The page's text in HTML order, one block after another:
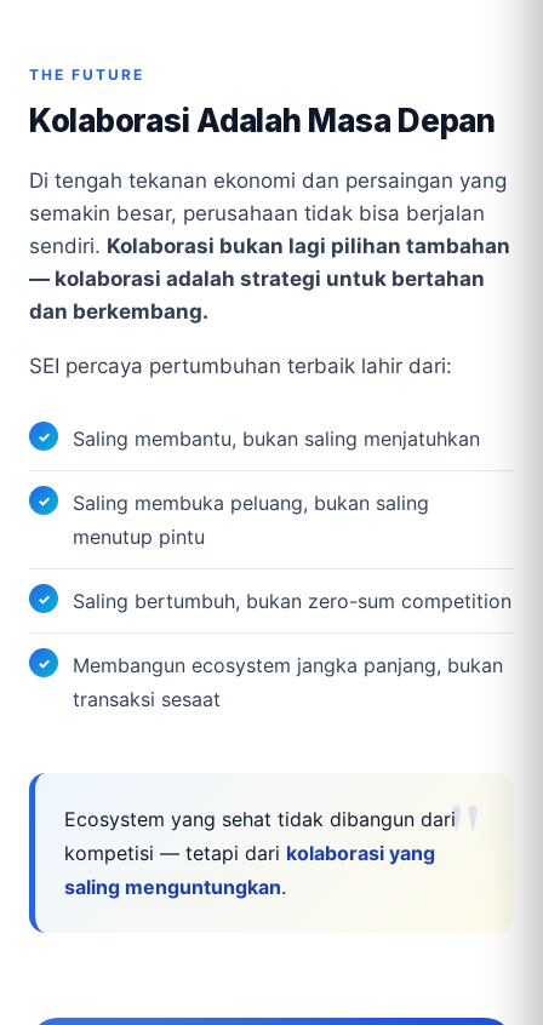
THE FUTURE
Kolaborasi Adalah Masa Depan
Di tengah tekanan ekonomi dan persaingan yang
semakin besar, perusahaan tidak bisa berjalan
sendiri. Kolaborasi bukan lagi pilihan tambahan
— kolaborasi adalah strategi untuk bertahan
dan berkembang.
SEI percaya pertumbuhan terbaik lahir dari:
Saling membantu, bukan saling menjatuhkan
Saling membuka peluang, bukan saling
menutup pintu
Saling bertumbuh, bukan zero-sum competition
Membangun ecosystem jangka panjang, bukan
transaksi sesaat
Ecosystem yang sehat tidak dibangun dari
kompetisi — tetapi dari kolaborasi yang
saling menguntungkan.